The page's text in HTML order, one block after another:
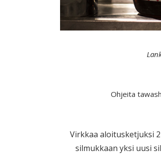
Ohjeita
Virkkaa aloitusketjuksi
silmukkaan yksi uusi